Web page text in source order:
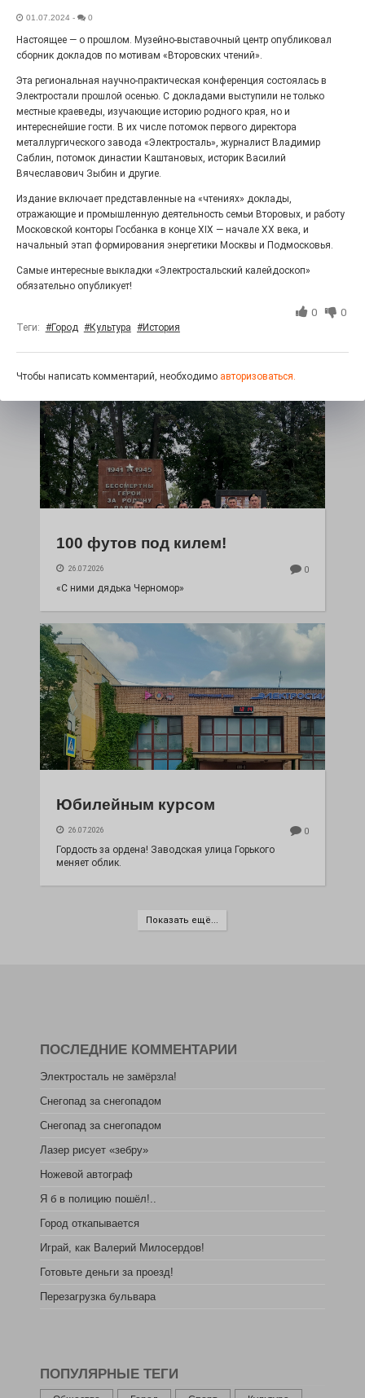
Выставка «Палитра героизма» — новый масштабный
себе Выставочный зал им. Олега Коняшина.
«Районы-кварталы»
путешествуют по городу
27.07.2026
Радость в квадрате! На этой неделе электростальцев
дважды порадует проект «Районы-кварталы».
100 футов под килем!
26.07.2026 0
«С ними дядька Черномор»
Юбилейным курсом
26.07.2026 0
Гордость за ордена! Заводская улица Горького
меняет облик.
Показать ещё...
01.07.2024 - 0
Настоящее — о прошлом. Музейно-выставочный центр опубликовал
сборник докладов по мотивам «Второвских чтений».
Эта региональная научно-практическая конференция состоялась в
Электростали прошлой осенью. С докладами выступили не только
местные краеведы, изучающие историю родного края, но и
интереснейшие гости. В их числе потомок первого директора
металлургического завода «Электросталь», журналист Владимир
Саблин, потомок династии Каштановых, историк Василий
Вячеславович Зыбин и другие.
Издание включает представленные на «чтениях» доклады,
отражающие и промышленную деятельность семьи Второвых, и работу
Московской конторы Госбанка в конце XIX — начале XX века, и
начальный этап формирования энергетики Москвы и Подмосковья.
Самые интересные выкладки «Электростальский калейдоскоп»
обязательно опубликует!
0 0
Теги: #Город #Культура #История
Чтобы написать комментарий, необходимо авторизоваться.
ПОСЛЕДНИЕ КОММЕНТАРИИ
Электросталь не замёрзла!
Снегопад за снегопадом
Снегопад за снегопадом
Лазер рисует «зебру»
Ножевой автограф
Я б в полицию пошёл!..
Город откапывается
Играй, как Валерий Милосердов!
Готовьте деньги за проезд!
Перезагрузка бульвара
ПОПУЛЯРНЫЕ ТЕГИ